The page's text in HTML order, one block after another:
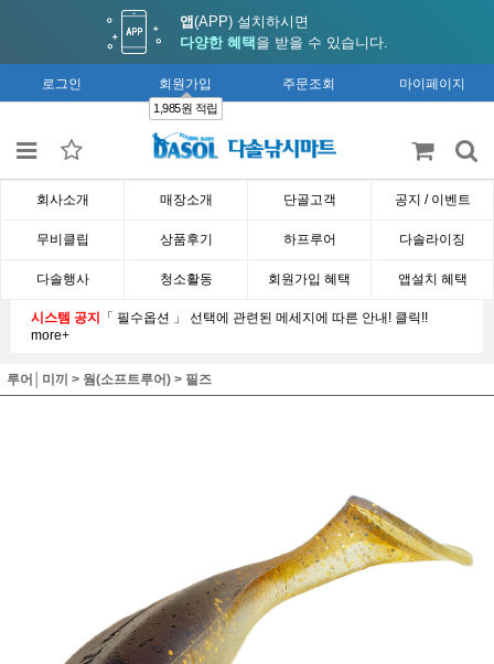
앱(APP) 설치하시면
다양한 혜택 을 받을 수 있습니다.
로그인 회원가입
1,985원 적립
주문조회 마이페이지
회사소개 매장소개 단골고객 공지 / 이벤트
무비클립 상품후기 하프루어 다솔라이징
다솔행사 청소활동 회원가입 혜택 앱설치 혜택
시스템 공지 「 필수옵션 」 선택에 관련된 메세지에 따른 안내! 클릭!!
more+
루어│미끼 > 웜(소프트루어) > 필즈